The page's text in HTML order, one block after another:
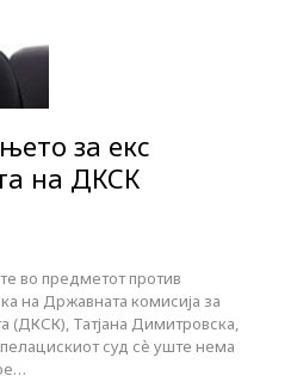
за екс
на ДКСК
во предметот против
на Државната комисија за
(ДКСК), Татјана Димитровска,
суд сè уште нема